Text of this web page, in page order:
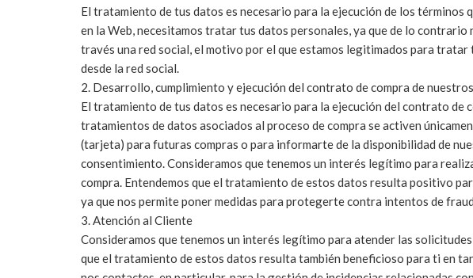
El tratamiento de tus datos es necesario para la ejecución de los
en la Web, necesitamos tratar tus datos personales, ya que de lo
través una red social, el motivo por el que estamos legitimados para
desde la red social.
2. Desarrollo, cumplimiento y ejecución del contrato de compra de
El tratamiento de tus datos es necesario para la ejecución del contrato
tratamientos de datos asociados al proceso de compra se activen
(tarjeta) para futuras compras o para informarte de la disponibilidad de
consentimiento. Consideramos que tenemos un interés legítimo para
compra. Entendemos que el tratamiento de estos datos resulta positivo
ya que nos permite poner medidas para protegerte contra intentos de
3. Atención al Cliente
Consideramos que tenemos un interés legítimo para atender las
que el tratamiento de estos datos resulta también beneficioso para ti en